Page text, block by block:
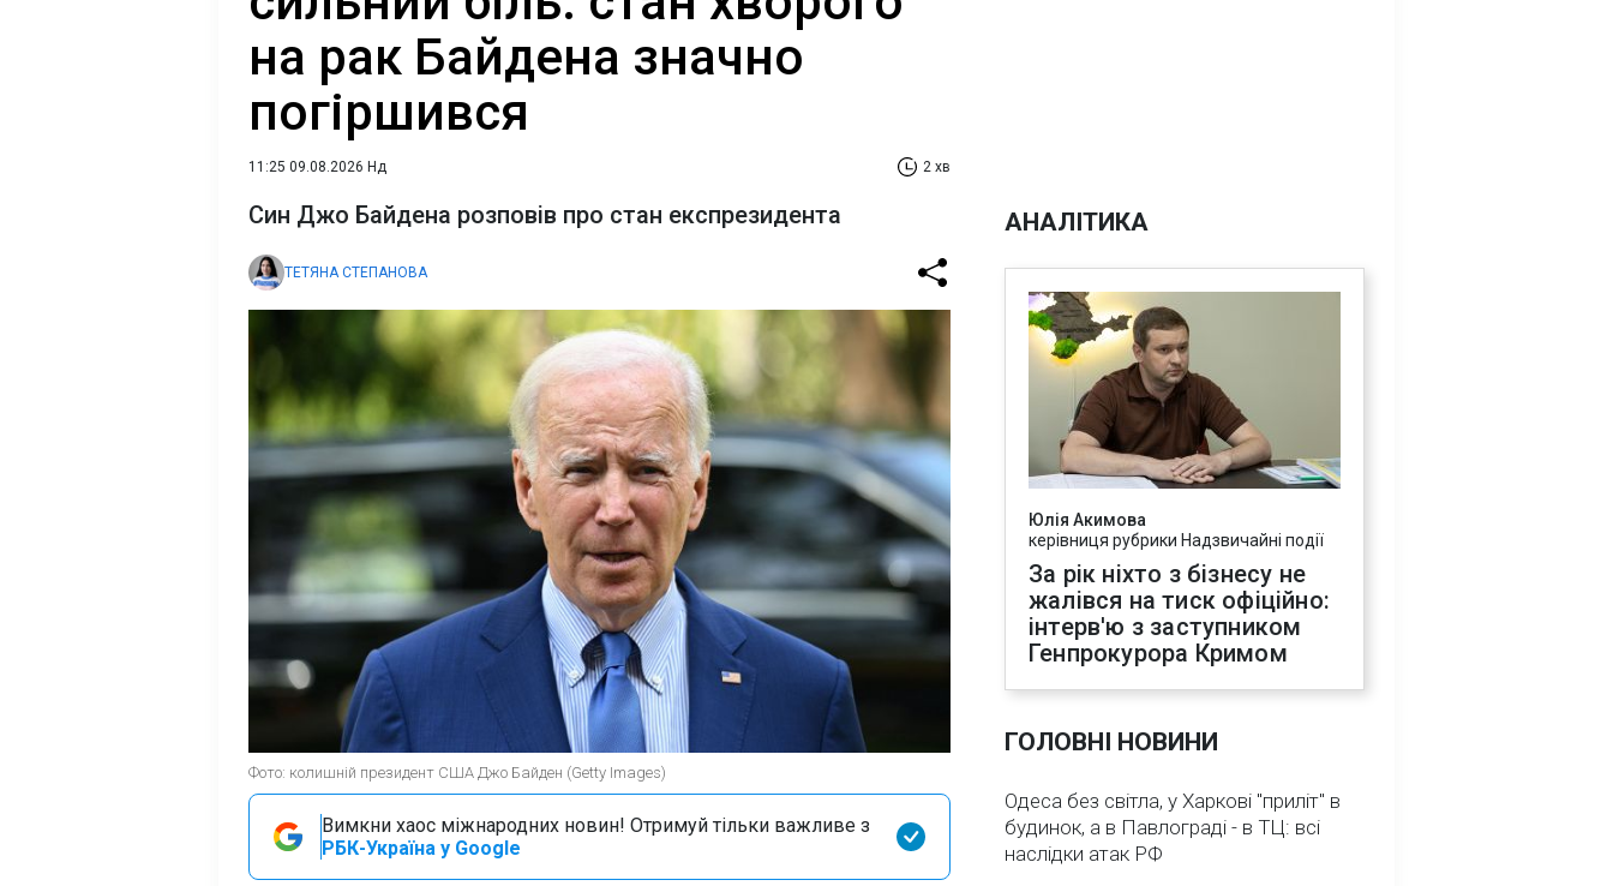
на рак Байдена значно
погіршився
11:25 09.08.2026 Нд 2 хв
Син Джо Байдена розповів про стан експрезидента
ТЕТЯНА СТЕПАНОВА
Фото: колишній президент США Джо Байден (Getty Images)
Вимкни хаос міжнародних новин! Отримуй тільки важливе з
РБК-Україна у Google
АНАЛІТИКА
Юлія Акимова
керівниця рубрики Надзвичайні події
За рік ніхто з бізнесу не
жалівся на тиск офіційно:
інтерв'ю з заступником
Генпрокурора Кримом
ГОЛОВНІ НОВИНИ
Одеса без світла, у Харкові "приліт" в
будинок, а в Павлограді - в ТЦ: всі
наслідки атак РФ